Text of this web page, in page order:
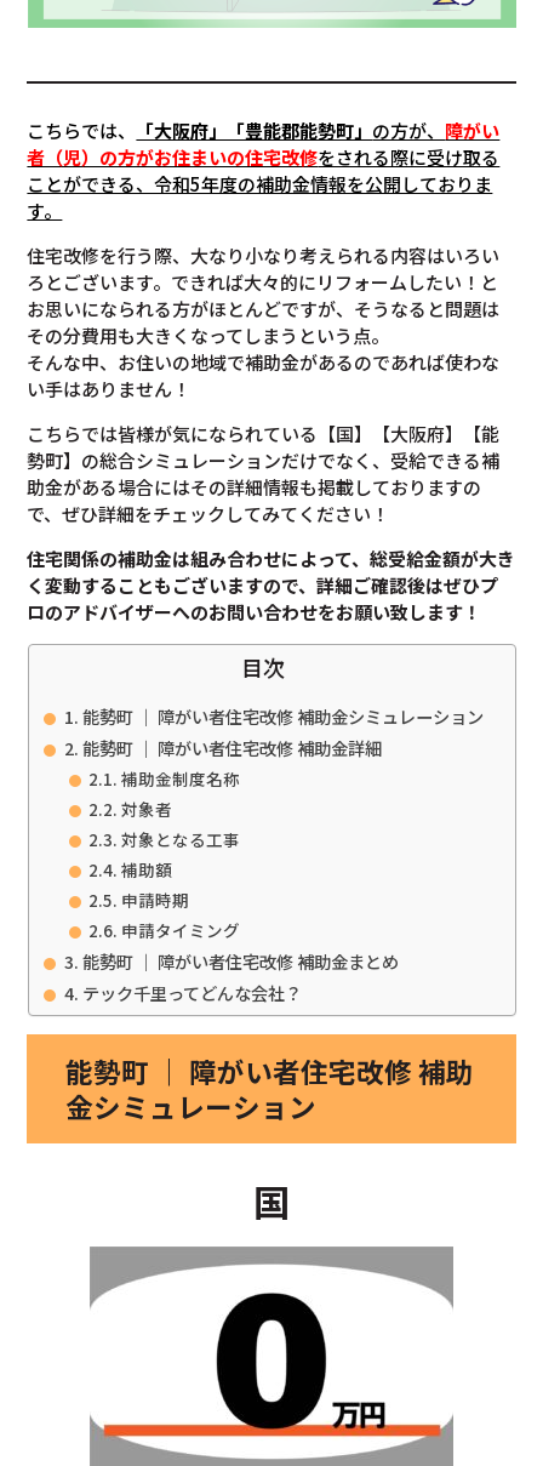
こちらでは、 「大阪府」「豊能郡能勢町」 の方が、 障がい
者（児）の方がお住まいの住宅改修をされる際に受け取る
ことができる、令和5年度の補助金情報を公開しておりま
す。
住宅改修を行う際、大なり小なり考えられる内容はいろい
ろとございます。できれば大々的にリフォームしたい！と
お思いになられる方がほとんどですが、そうなると問題は
その分費用も大きくなってしまうという点。
そんな中、お住いの地域で補助金があるのであれば使わな
い手はありません！
こちらでは皆様が気になられている【国】【大阪府】【能
勢町】の総合シミュレーションだけでなく、受給できる補
助金がある場合にはその詳細情報も掲載しておりますの
で、ぜひ詳細をチェックしてみてください！
住宅関係の補助金は組み合わせによって、総受給金額が大き
く変動することもございますので、詳細ご確認後はぜひプ
ロのアドバイザーへのお問い合わせをお願い致します！
目次
能勢町 ｜ 障がい者住宅改修 補助金シミュレーション
能勢町 ｜ 障がい者住宅改修 補助金詳細
補助金制度名称
対象者
対象となる工事
補助額
申請時期
申請タイミング
能勢町 ｜ 障がい者住宅改修 補助金まとめ
テック千里ってどんな会社？
能勢町 ｜ 障がい者住宅改修 補助
金シミュレーション
国